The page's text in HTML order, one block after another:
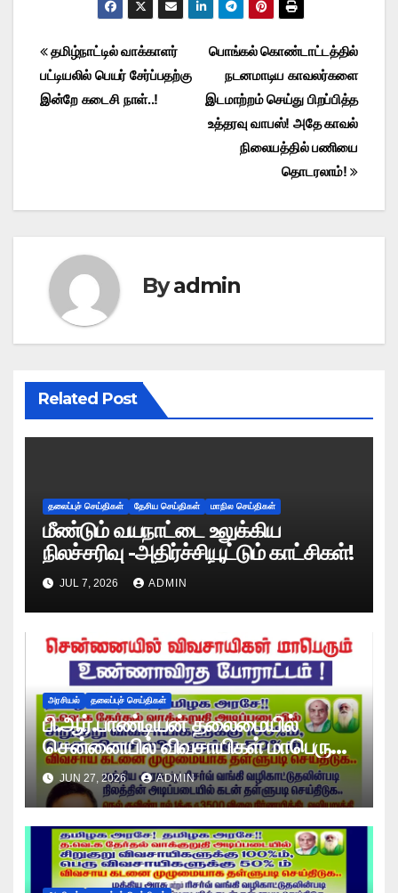
Post
navigation
பொங்கல் கொண்டாட்டத்தில்
நடனமாடிய காவலர்களை
இடமாற்றம் செய்து பிறப்பித்த
உத்தரவு வாபஸ்! அதே காவல்
நிலையத்தில் பணியை
தொடரலாம்!
தமிழ்நாட்டில் வாக்காளர்
பட்டியலில் பெயர் சேர்ப்பதற்கு
இன்றே கடைசி நாள்..!
Byadmin
Related Post
தலைப்புச் செய்திகள் தேசிய செய்திகள் மாநில செய்திகள்
மீண்டும் வயநாட்டை உலுக்கிய
நிலச்சரிவு -அதிர்ச்சியூட்டும் காட்சிகள்!
JUL 7, 2026 ADMIN
அரசியல் தலைப்புச் செய்திகள்
பி.ஆர்.பாண்டியன் தலைமையில்
சென்னையில் விவசாயிகள் மாபெரும்
உண்ணாவிரத போராட்டம் !
JUN 27, 2026 ADMIN